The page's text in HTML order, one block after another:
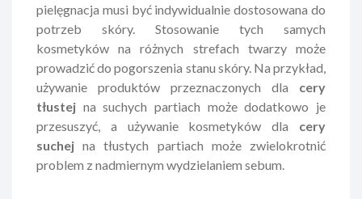
pielęgnacja musi być indywidualnie dostosowana do
potrzeb skóry. Stosowanie tych samych
kosmetyków na różnych strefach twarzy może
prowadzić do pogorszenia stanu skóry. Na przykład,
używanie produktów przeznaczonych dla cery
tłustej na suchych partiach może dodatkowo je
przesuszyć, a używanie kosmetyków dla cery
suchej na tłustych partiach może zwielokrotnić
problem z nadmiernym wydzielaniem sebum.